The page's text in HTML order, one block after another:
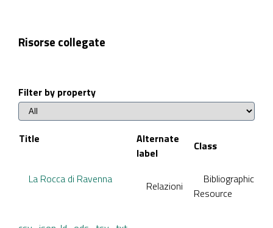
Risorse collegate
Filter by property
Title
Alternate
label
Class
La Rocca di Ravenna Relazioni
Bibliographic
Resource